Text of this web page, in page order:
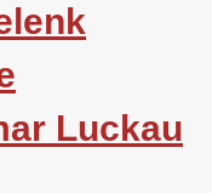
Luckau